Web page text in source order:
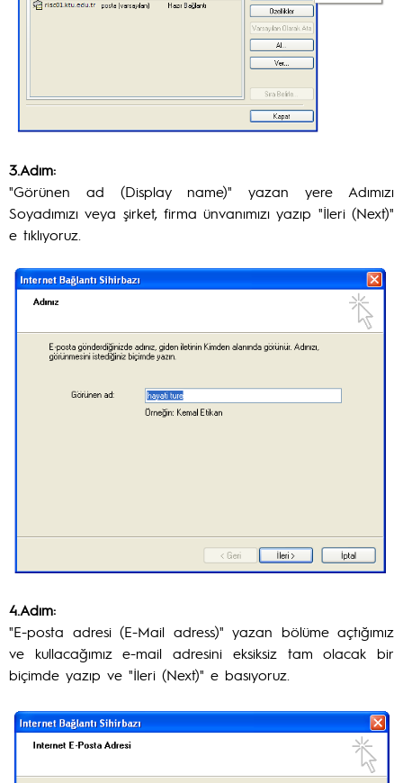
3.Adım:
"Görünen ad (Display name)" yazan yere Adımızı
Soyadımızı veya şirket, firma ünvanımızı yazıp "İleri (Next)"
e tıklıyoruz.
4.Adım:
"E-posta adresi (E-Mail adress)" yazan bölüme açtığımız
ve kullacağımız e-mail adresini eksiksiz tam olacak bir
biçimde yazıp ve "İleri (Next)" e basıyoruz.